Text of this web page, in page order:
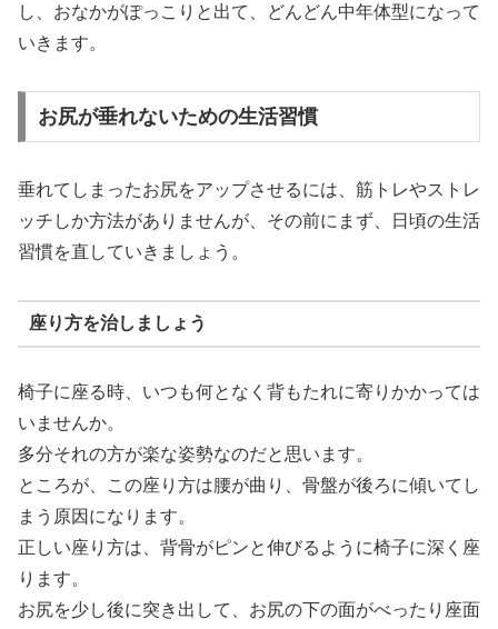
し、おなかがぽっこりと出て、どんどん中年体型になって
いきます。
お尻が垂れないための生活習慣
垂れてしまったお尻をアップさせるには、筋トレやストレ
ッチしか方法がありませんが、その前にまず、日頃の生活
習慣を直していきましょう。
座り方を治しましょう
椅子に座る時、いつも何となく背もたれに寄りかかっては
いませんか。
多分それの方が楽な姿勢なのだと思います。
ところが、この座り方は腰が曲り、骨盤が後ろに傾いてし
まう原因になります。
正しい座り方は、背骨がピンと伸びるように椅子に深く座
ります。
お尻を少し後に突き出して、お尻の下の面がべったり座面